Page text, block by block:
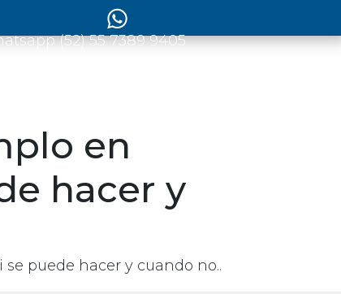
(52) 55 7389 9405
en
hacer y
se puede hacer y cuando no..